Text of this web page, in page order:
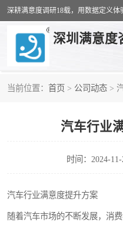
深圳满意度
当前位置： 首页 > 公司动态 >
汽车行业
时间：2024-11-
汽车行业满意度提升方案
随着汽车市场的不断发展，消
客户满意度调查
公共事务满意度调查
营商环境满意度
服务满意度调查